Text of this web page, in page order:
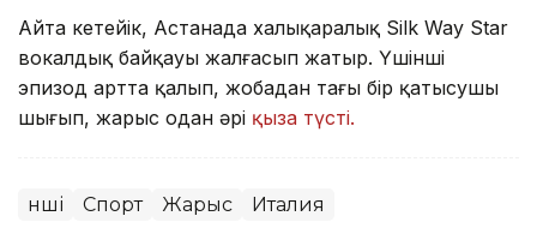
Айта кетейік, Астанада халықаралық Silk Way Star
вокалдық байқауы жалғасып жатыр. Үшінші
эпизод артта қалып, жобадан тағы бір қатысушы
шығып, жарыс одан әрі қыза түсті.
Әнші Спорт Жарыс Италия